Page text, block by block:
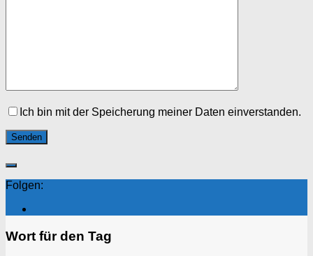
Ich bin mit der Speicherung meiner Daten einverstanden.
Folgen:
Wort für den Tag